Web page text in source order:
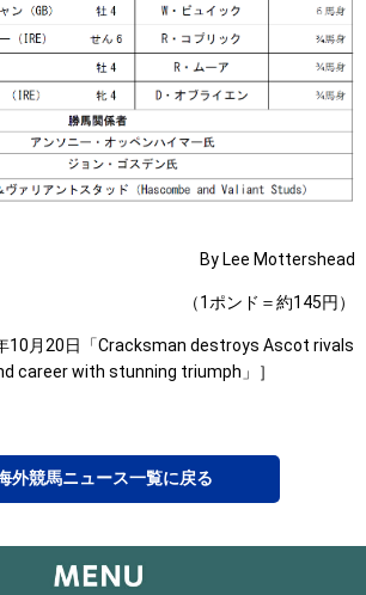
By Lee Mottershead
（1ポンド＝約145円）
10月20日「Cracksman destroys Ascot rivals
career with stunning triumph」］
外競馬ニュース一覧に戻る